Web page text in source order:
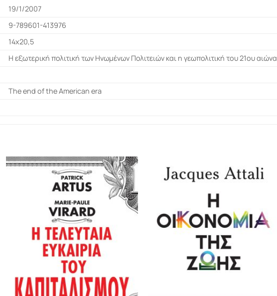
19/1/2007
9-789601-413976
14x20,5
Η εξωτερική πολιτική των Ηνωμένων Πολιτειών και η γεωπολιτική του 21ου αιώνα
The end of the American era